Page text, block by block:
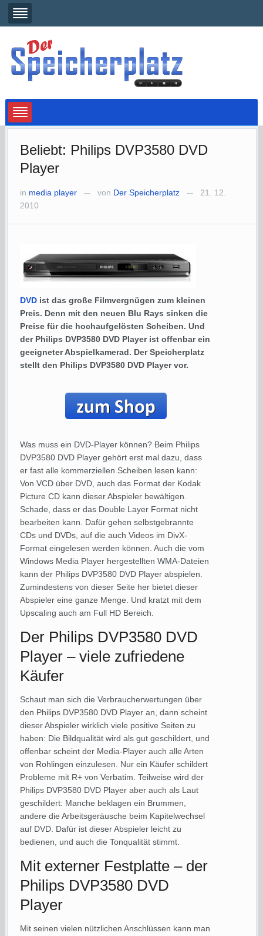
Beliebt: Philips DVP3580 DVD
Player
in media player — von Der Speicherplatz —
21. 12.
2010
DVD ist das große Filmvergnügen zum kleinen
Preis. Denn mit den neuen Blu Rays sinken die
Preise für die hochaufgelösten Scheiben. Und
der Philips DVP3580 DVD Player ist offenbar ein
geeigneter Abspielkamerad. Der Speicherplatz
stellt den Philips DVP3580 DVD Player vor.
Was muss ein DVD-Player können? Beim Philips
DVP3580 DVD Player gehört erst mal dazu, dass
er fast alle kommerziellen Scheiben lesen kann:
Von VCD über DVD, auch das Format der Kodak
Picture CD kann dieser Abspieler bewältigen.
Schade, dass er das Double Layer Format nicht
bearbeiten kann. Dafür gehen selbstgebrannte
CDs und DVDs, auf die auch Videos im DivX-
Format eingelesen werden können. Auch die vom
Windows Media Player hergestellten WMA-Dateien
kann der Philips DVP3580 DVD Player abspielen.
Zumindestens von dieser Seite her bietet dieser
Abspieler eine ganze Menge. Und kratzt mit dem
Upscaling auch am Full HD Bereich.
Der Philips DVP3580 DVD
Player – viele zufriedene
Käufer
Schaut man sich die Verbraucherwertungen über
den Philips DVP3580 DVD Player an, dann scheint
dieser Abspieler wirklich viele positive Seiten zu
haben: Die Bildqualität wird als gut geschildert, und
offenbar scheint der Media-Player auch alle Arten
von Rohlingen einzulesen. Nur ein Käufer schildert
Probleme mit R+ von Verbatim. Teilweise wird der
Philips DVP3580 DVD Player aber auch als Laut
geschildert: Manche beklagen ein Brummen,
andere die Arbeitsgeräusche beim Kapitelwechsel
auf DVD. Dafür ist dieser Abspieler leicht zu
bedienen, und auch die Tonqualität stimmt.
Mit externer Festplatte – der
Philips DVP3580 DVD
Player
Mit seinen vielen nützlichen Anschlüssen kann man